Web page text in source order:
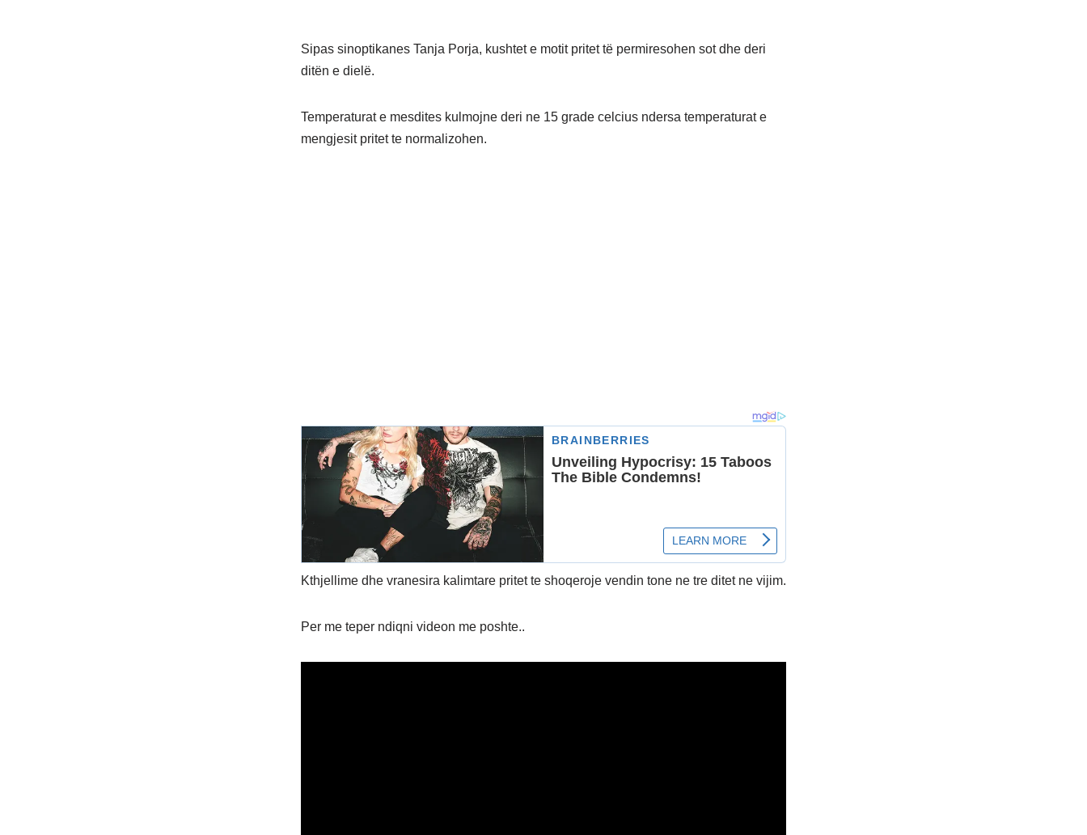
Sipas sinoptikanes Tanja Porja, kushtet e motit pritet të permiresohen sot dhe deri
ditën e dielë.
Temperaturat e mesdites kulmojne deri ne 15 grade celcius ndersa temperaturat e
mengjesit pritet te normalizohen.
Kthjellime dhe vranesira kalimtare pritet te shoqeroje vendin tone ne tre ditet ne vijim.
Per me teper ndiqni videon me poshte..